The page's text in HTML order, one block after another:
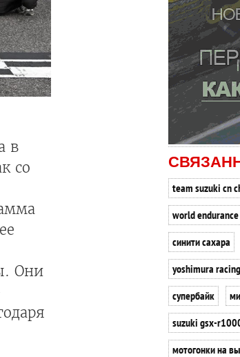
в
со
Они
team suzuki cn
world endurance
синити сахара
yoshimura racing
супербайк
suzuki gsx-
мотогонки на